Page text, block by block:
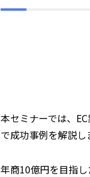
本セミナーでは、
で成功事例を解説し
年商10億円を目指し